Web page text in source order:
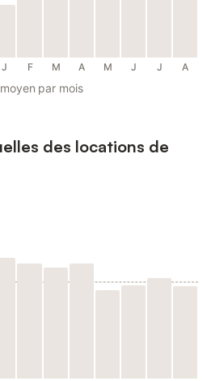
J F M A M J J A
par mois
des locations de